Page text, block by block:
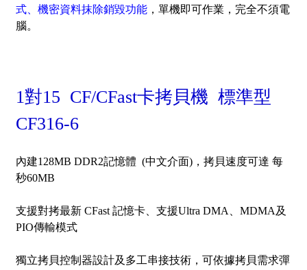
式、機密資料抹除銷毀功能，單機即可作業，完全不須電
腦。
1對15 CF/CFast卡拷貝機 標準型
CF316-6
內建128MB DDR2記憶體 (中文介面)， 拷貝速度可達 每
秒60MB
支援對拷最新 CFast 記憶卡、支援Ultra DMA、MDMA及
PIO傳輸模式
獨立拷貝控制器設計及多工串接技術，可依據拷貝需求彈